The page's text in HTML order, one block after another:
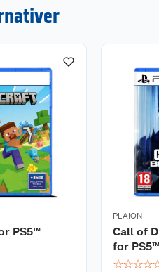
sverdene og kjemp for å finne
PS5™
PLAION
Call of
for PS5™
☆☆☆☆